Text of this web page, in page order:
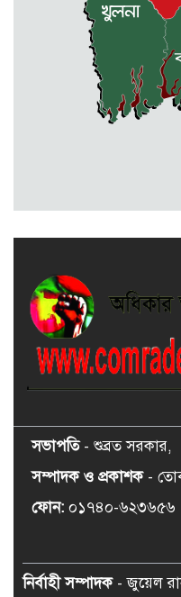
প্রিন্স
সভাপতি- শুব্রত সরকার,
সম্পাদক ও প্রকাশক -
ফোন: ০১৭৪০-৬২৩৬৫৬
নির্বাহী সম্পাদক - জুয়েল